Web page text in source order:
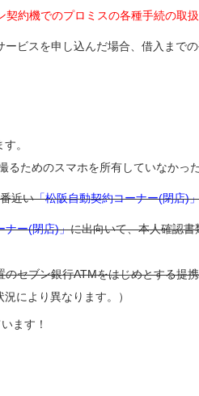
約機でのプロミスの各種手続の取扱
ビスを申し込んだ場合、借入までの
。
ためのスマホを所有していなかっ
近い「松阪自動契約コーナー(閉店)
ナー(閉店)」に出向いて、本人確認
セブン銀行ATMをはじめとする提
により異なります。）
ます！